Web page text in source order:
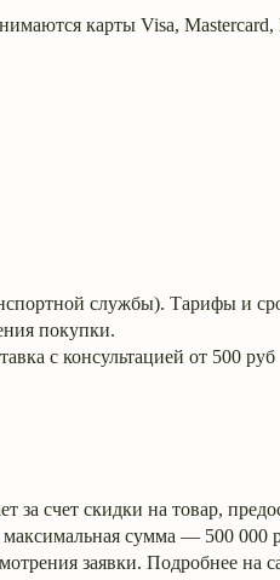
карты Visa,
службы). Тарифы и
покупки.
с консультацией от 500 руб
за счет скидки на товар,
сумма — 500 000
заявки. Подробнее